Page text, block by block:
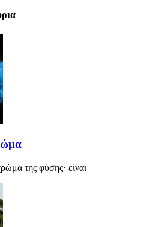
της φύσης· είναι